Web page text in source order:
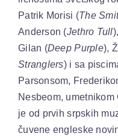
Patrik Morisi (The
Anderson (Jethro Tull
Gilan (Deep Purple),
Stranglers) i sa
Parsonsom,
Nesbeom,
je od prvih srpskih
čuvene engleske